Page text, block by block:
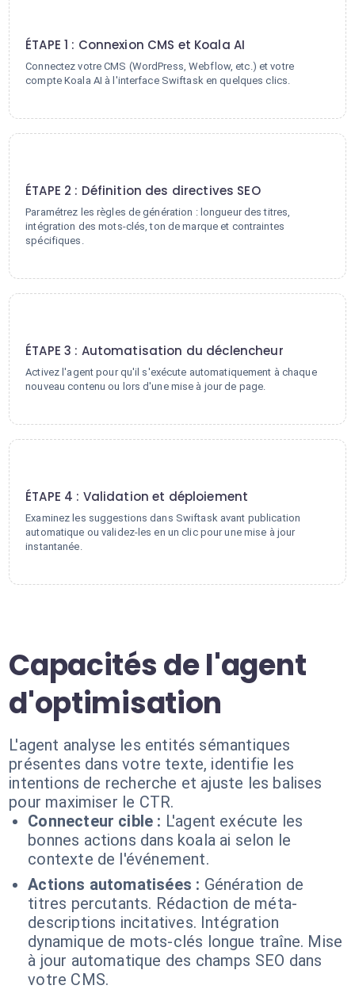
ÉTAPE 1 : Connexion CMS et Koala AI
Connectez votre CMS (WordPress, Webflow, etc.) et votre
compte Koala AI à l'interface Swiftask en quelques clics.
ÉTAPE 2 : Définition des directives SEO
Paramétrez les règles de génération : longueur des titres,
intégration des mots-clés, ton de marque et contraintes
spécifiques.
ÉTAPE 3 : Automatisation du déclencheur
Activez l'agent pour qu'il s'exécute automatiquement à chaque
nouveau contenu ou lors d'une mise à jour de page.
ÉTAPE 4 : Validation et déploiement
Examinez les suggestions dans Swiftask avant publication
automatique ou validez-les en un clic pour une mise à jour
instantanée.
Capacités de l'agent
d'optimisation
L'agent analyse les entités sémantiques
présentes dans votre texte, identifie les
intentions de recherche et ajuste les balises
pour maximiser le CTR.
Connecteur cible : L'agent exécute les
bonnes actions dans koala ai selon le
contexte de l'événement.
Actions automatisées : Génération de
titres percutants. Rédaction de méta-
descriptions incitatives. Intégration
dynamique de mots-clés longue traîne. Mise
à jour automatique des champs SEO dans
votre CMS.